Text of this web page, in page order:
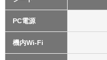
PC電源
機内Wi-Fi